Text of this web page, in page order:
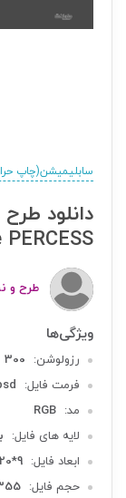
سابلیمیشن(چاپ
طرح و
رزولوشن: 300
فرمت فایل:
مد: RGB
لایه های فایل:
ابعاد فایل: 9*20
حجم فایل: KB